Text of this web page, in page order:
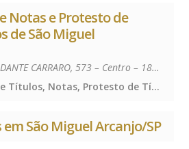
Notas e Protesto de
de São Miguel
RUA COMENDADOR DANTE CARRARO, 573 – Centro – 18230-000
Notas, Protesto de Títulos, Notas, Protesto de Títulos, Notas, Protesto de Títulos
São Miguel Arcanjo/SP